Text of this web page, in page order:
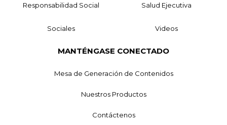
Responsabilidad Social Salud Ejecutiva
Sociales Videos
MANTÉNGASE CONECTADO
Mesa de Generación de Contenidos
Nuestros Productos
Contáctenos